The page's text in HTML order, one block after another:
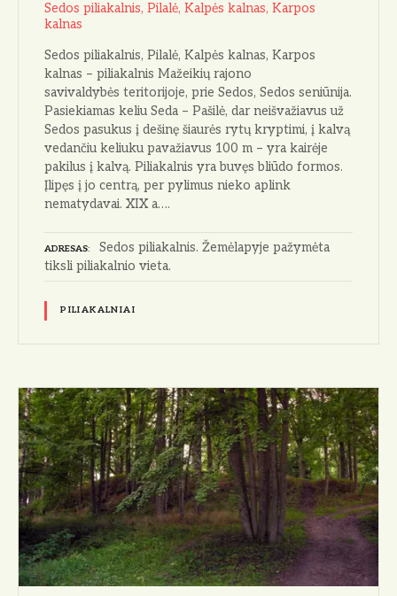
Sedos piliakalnis, Pilalė, Kalpės kalnas, Karpos
kalnas
Sedos piliakalnis, Pilalė, Kalpės kalnas, Karpos
kalnas – piliakalnis Mažeikių rajono
savivaldybės teritorijoje, prie Sedos, Sedos seniūnija.
Pasiekiamas keliu Seda – Pašilė, dar neišvažiavus už
Sedos pasukus į dešinę šiaurės rytų kryptimi, į kalvą
vedančiu keliuku pavažiavus 100 m – yra kairėje
pakilus į kalvą. Piliakalnis yra buvęs bliūdo formos.
Įlipęs į jo centrą, per pylimus nieko aplink
nematydavai. XIX a….
ADRESAS
Sedos piliakalnis. Žemėlapyje pažymėta
tiksli piliakalnio vieta.
PILIAKALNIAI